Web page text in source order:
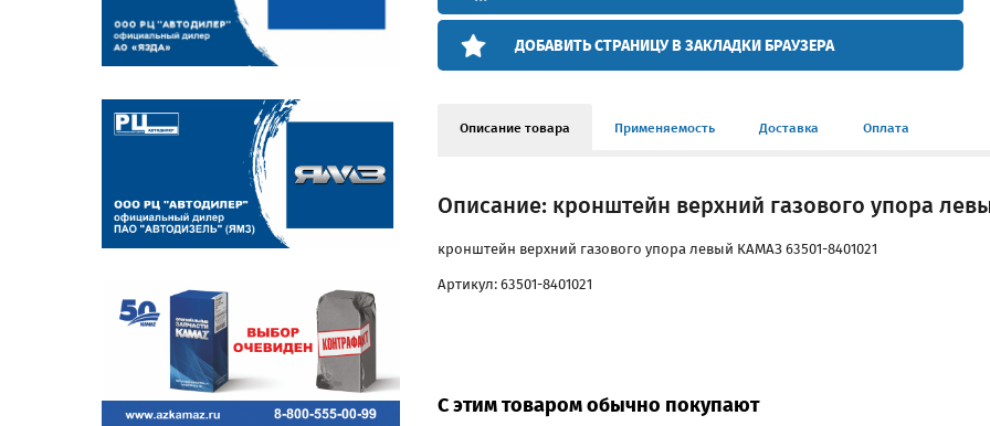
ДОБАВИТЬ СТРАНИЦУ В ЗАКЛАДКИ БРАУЗЕРА
Описание товара Применяемость Доставка Оплата
Описание: кронштейн верхний газового упора
кронштейн верхний газового упора левый КАМАЗ 63501-8401021
Артикул: 63501-8401021
С этим товаром обычно покупают